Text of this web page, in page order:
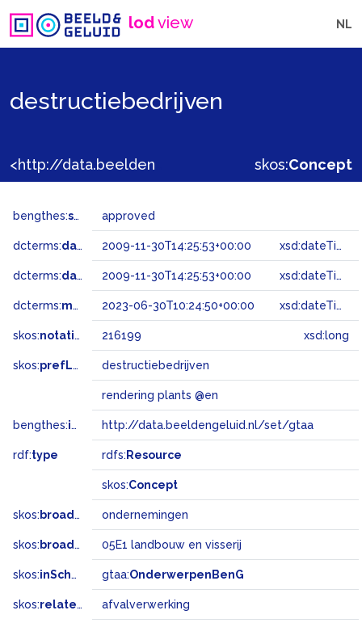
lodview NL
destructiebedrijven
skos:Concept
bengthes:status approved
dcterms:dateAccepted 2009-11-30T14:25:53+00:00 xsd:dateTime
dcterms:dateSubmitted 2009-11-30T14:25:53+00:00 xsd:dateTime
dcterms:modified 2023-06-30T10:24:50+00:00 xsd:dateTime
skos:notation 216199 xsd:long
skos:prefLabel destructiebedrijven
rendering plants @en
bengthes:inSet http://data.beeldengeluid.nl/set/gtaa
rdf:type rdfs: Resource
skos:Concept
skos: broader ondernemingen
skos: broadMatch 05E1 landbouw en visserij
skos:inScheme gtaa:OnderwerpenBenG
skos:related afvalverwerking